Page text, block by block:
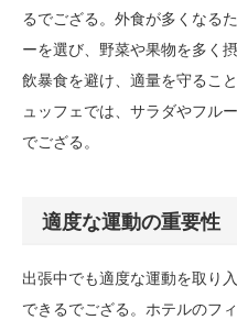
るでござる。外食が多くなる
ーを選び、野菜や果物を多く
飲暴食を避け、適量を守るこ
ュッフェでは、サラダやフル
でござる。
適度な運動の重要性
出張中でも適度な運動を取り
できるでござる。ホテルのフ